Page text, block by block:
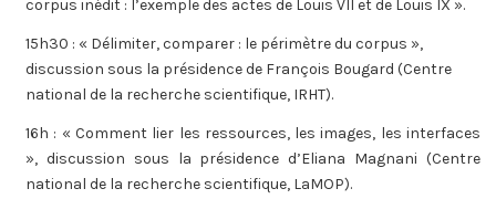
corpus inédit : l’exemple des actes de Louis VII et de Louis IX ».
15h30 : « Délimiter, comparer : le périmètre du corpus »,
discussion sous la présidence de François Bougard (Centre
national de la recherche scientifique, IRHT).
16h : « Comment lier les ressources, les images, les interfaces
», discussion sous la présidence d’Eliana Magnani (Centre
national de la recherche scientifique, LaMOP).